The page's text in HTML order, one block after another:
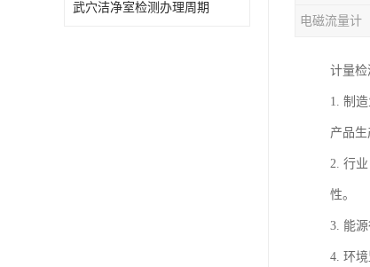
武穴洁净室检测办理周期
电磁流量计
计量检
1. 制
产品生
2. 行
性。
3. 能
4. 环